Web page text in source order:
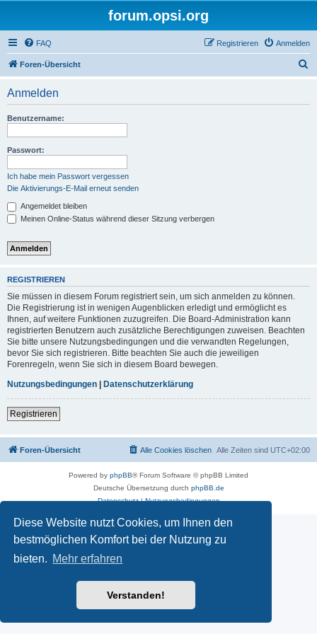
Diese Website nutzt Cookies, um Ihnen den
bestmöglichen Komfort bei der Nutzung zu
bieten. Mehr erfahren
Verstanden!
forum.opsi.org
FAQ Anmelden
Registrieren
Foren-Übersicht
Anmelden
Benutzername:
Passwort:
Ich habe mein Passwort vergessen
Die Aktivierungs-E-Mail erneut senden
Angemeldet bleiben
Meinen Online-Status während dieser Sitzung verbergen
REGISTRIEREN
Sie müssen in diesem Forum registriert sein, um sich anmelden zu können.
Die Registrierung ist in wenigen Augenblicken erledigt und ermöglicht es
Ihnen, auf weitere Funktionen zuzugreifen. Die Board-Administration kann
registrierten Benutzern auch zusätzliche Berechtigungen zuweisen. Beachten
Sie bitte unsere Nutzungsbedingungen und die verwandten Regelungen,
bevor Sie sich registrieren. Bitte beachten Sie auch die jeweiligen
Forenregeln, wenn Sie sich in diesem Board bewegen.
Nutzungsbedingungen | Datenschutzerklärung
Registrieren
Foren-Übersicht Alle Zeiten sind UTC+02:00
Alle Cookies löschen
Powered by phpBB® Forum Software © phpBB Limited
Deutsche Übersetzung durch phpBB.de
Datenschutz|Nutzungsbedingungen